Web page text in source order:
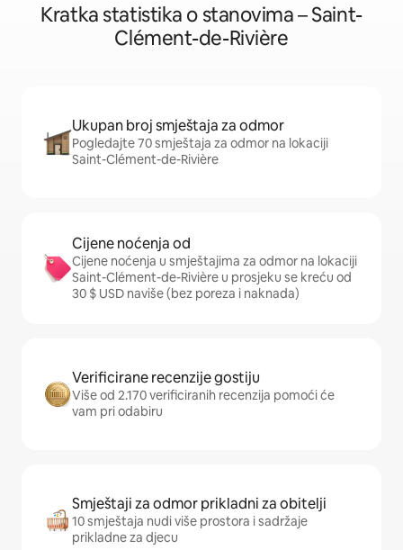
Kratka statistika o stanovima – Saint-
Clément-de-Rivière
Ukupan broj smještaja za odmor
Pogledajte 70 smještaja za odmor na lokaciji
Saint-Clément-de-Rivière
Cijene noćenja od
Cijene noćenja u smještajima za odmor na lokaciji
Saint-Clément-de-Rivière u prosjeku se kreću od
30 $ USD naviše (bez poreza i naknada)
Verificirane recenzije gostiju
Više od 2.170 verificiranih recenzija pomoći će
vam pri odabiru
Smještaji za odmor prikladni za obitelji
10 smještaja nudi više prostora i sadržaje
prikladne za djecu